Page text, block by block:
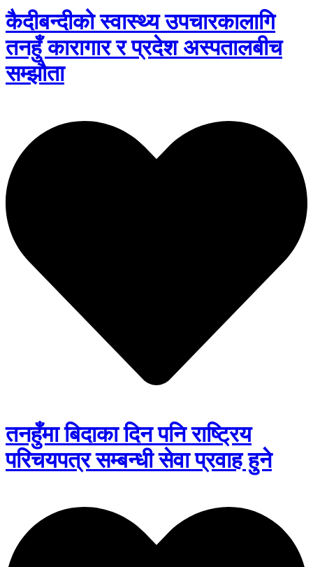
कैदीबन्दीको स्वास्थ्य उपचारकालागि
तनहुँ कारागार र प्रदेश अस्पतालबीच
सम्झौता
तनहुँमा बिदाका दिन पनि राष्ट्रिय
परिचयपत्र सम्बन्धी सेवा प्रवाह हुने